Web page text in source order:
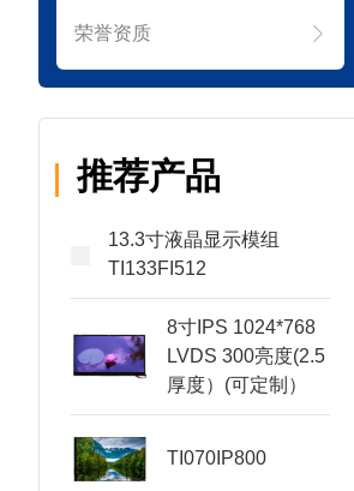
荣誉资质
推荐产品
13.3寸液晶显示模组
TI133FI512
8寸IPS 1024*768
LVDS 300亮度(2.5
厚度）(可定制）
TI070IP800